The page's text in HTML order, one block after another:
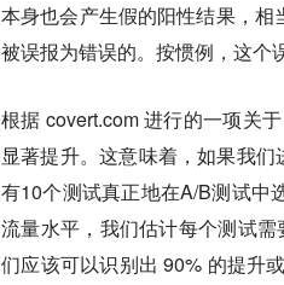
本身也会产生假的阳性结果，
被误报为错误的。按惯例，这个
根据 covert.com 进行的一项关
显著提升。这意味着，如果我
有10个测试真正地在A/B测试中
流量水平，我们估计每个测试
们应该可以识别出 90% 的提升